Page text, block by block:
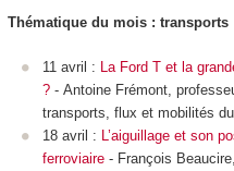
Thématique du mois : transports
11 avril :
La Ford T et la
? - Antoine Frémont,
transports, flux et mobilités
18 avril :
L’aiguillage et son
ferroviaire - François